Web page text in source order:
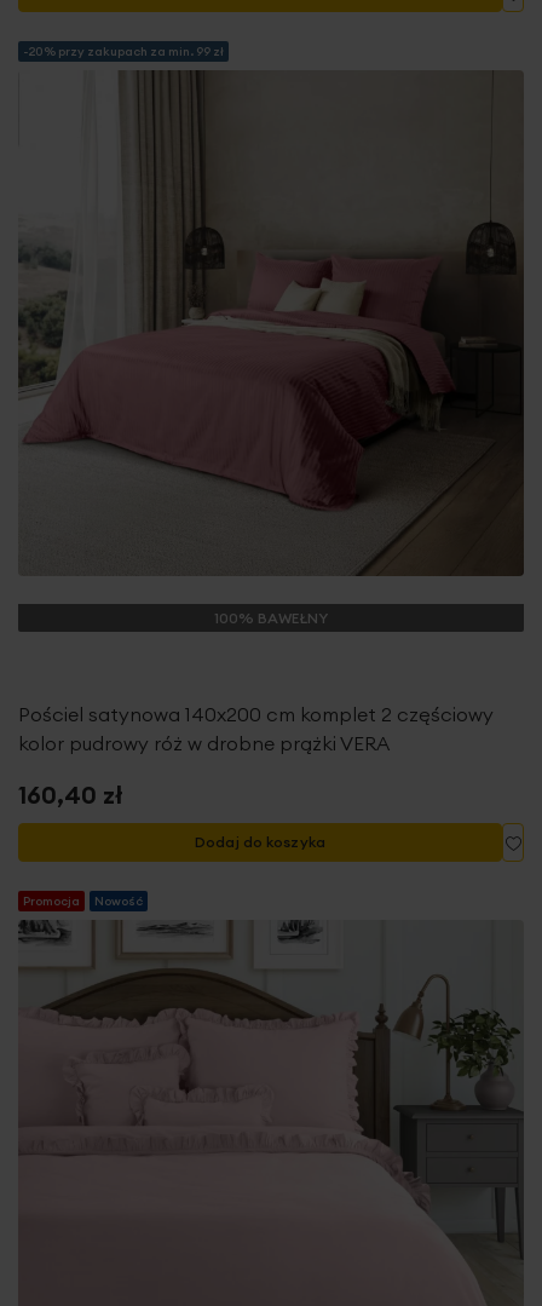
-20% przy zakupach za min. 99 zł
100% BAWEŁNY
Pościel satynowa 140x200 cm komplet 2 częściowy
kolor pudrowy róż w drobne prążki VERA
160,40 zł
Dodaj do koszyka
Promocja Nowość